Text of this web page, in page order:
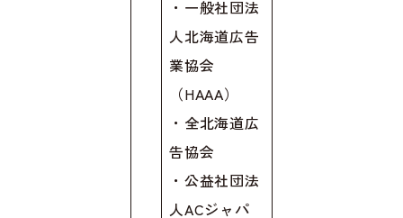
・一般社団法
人北海道広告
業協会
（HAAA）
・全北海道広
告協会
・公益社団法
人ACジャパ